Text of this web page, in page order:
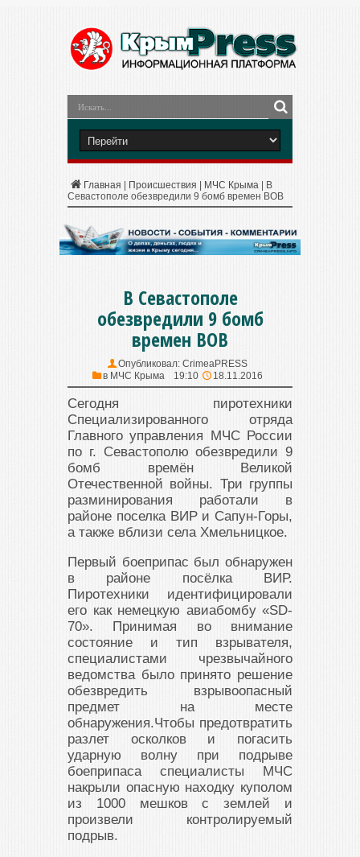
Главная Происшествия МЧС Крыма
В
Севастополе обезвредили 9 бомб времен ВОВ
В Севастополе
обезвредили 9 бомб
времен ВОВ
Опубликовал: CrimeaPRESS
в МЧС Крыма 19:10 18.11.2016
Сегодня пиротехники
Специализированного отряда
Главного управления МЧС России
по г. Севастополю обезвредили 9
бомб времён Великой
Отечественной войны. Три группы
разминирования работали в
районе поселка ВИР и Сапун-Горы,
а также вблизи села Хмельницкое.
Первый боеприпас был обнаружен
в районе посёлка ВИР.
Пиротехники идентифицировали
его как немецкую авиабомбу «SD-
70». Принимая во внимание
состояние и тип взрывателя,
специалистами чрезвычайного
ведомства было принято решение
обезвредить взрывоопасный
предмет на месте
обнаружения.Чтобы предотвратить
разлет осколков и погасить
ударную волну при подрыве
боеприпаса специалисты МЧС
накрыли опасную находку куполом
из 1000 мешков с землей и
произвели контролируемый
подрыв.